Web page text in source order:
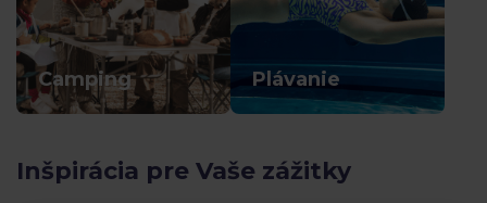
Camping Plávanie
Inšpirácia pre Vaše zážitky